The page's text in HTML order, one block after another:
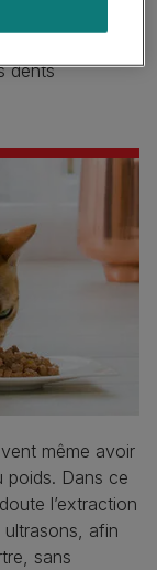
dents
même avoir
poids. Dans ce
l’extraction
afin
sans